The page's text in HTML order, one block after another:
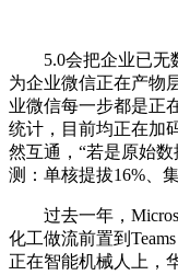
5.0会把企业已无
为企业微信正在产物
业微信每一步都是正
统计，目前均正在加
然互通，“若是原始
测：单核提拔16%、
过去一年，
化工做流前置到
正在智能机械人上，